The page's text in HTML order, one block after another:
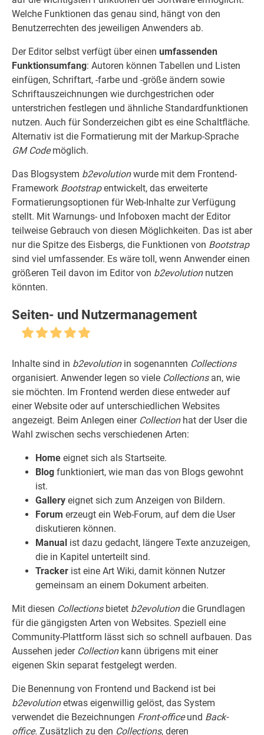
Welche Funktionen das genau sind, hängt von den
Benutzerrechten des jeweiligen Anwenders ab.
Der Editor selbst verfügt über einen umfassenden
Funktionsumfang: Autoren können Tabellen und Listen
einfügen, Schriftart, -farbe und -größe ändern sowie
Schriftauszeichnungen wie durchgestrichen oder
unterstrichen festlegen und ähnliche Standardfunktionen
nutzen. Auch für Sonderzeichen gibt es eine Schaltfläche.
Alternativ ist die Formatierung mit der Markup-Sprache
GM Codemöglich.
Das Blogsystem b2evolutionwurde mit dem Frontend-
Framework Bootstrapentwickelt, das erweiterte
Formatierungsoptionen für Web-Inhalte zur Verfügung
stellt. Mit Warnungs- und Infoboxen macht der Editor
teilweise Gebrauch von diesen Möglichkeiten. Das ist aber
nur die Spitze des Eisbergs, die Funktionen von Bootstrap
sind viel umfassender. Es wäre toll, wenn Anwender einen
größeren Teil davon im Editor von b2evolutionnutzen
könnten.
Seiten- und Nutzermanagement
Inhalte sind in b2evolutionin sogenannten Collections
organisiert. Anwender legen so viele Collectionsan, wie
sie möchten. Im Frontend werden diese entweder auf
einer Website oder auf unterschiedlichen Websites
angezeigt. Beim Anlegen einer Collectionhat der User die
Wahl zwischen sechs verschiedenen Arten:
Home eignet sich als Startseite.
Blog funktioniert, wie man das von Blogs gewohnt
ist.
Gallery eignet sich zum Anzeigen von Bildern.
Forum erzeugt ein Web-Forum, auf dem die User
diskutieren können.
Manual ist dazu gedacht, längere Texte anzuzeigen,
die in Kapitel unterteilt sind.
Tracker ist eine Art Wiki, damit können Nutzer
gemeinsam an einem Dokument arbeiten.
Mit diesen Collectionsbietet b2evolutiondie Grundlagen
für die gängigsten Arten von Websites. Speziell eine
Community-Plattform lässt sich so schnell aufbauen. Das
Aussehen jeder Collectionkann übrigens mit einer
eigenen Skin separat festgelegt werden.
Die Benennung von Frontend und Backend ist bei
b2evolutionetwas eigenwillig gelöst, das System
verwendet die Bezeichnungen Front-officeund Back-
office. Zusätzlich zu den Collections, deren